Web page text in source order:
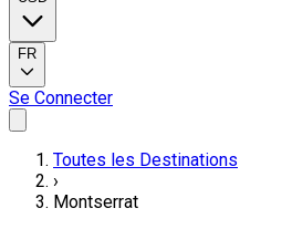
FR
Se Connecter
Toutes les Destinations
›
Montserrat